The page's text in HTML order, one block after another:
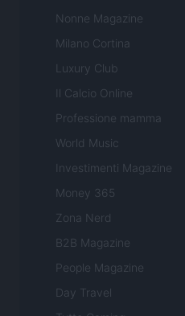
Nonne Magazine
Milano Cortina
Luxury Club
Il Calcio Online
Professione mamma
World Music
Investimenti Magazine
Money 365
Zona Nerd
B2B Magazine
People Magazine
Day Travel